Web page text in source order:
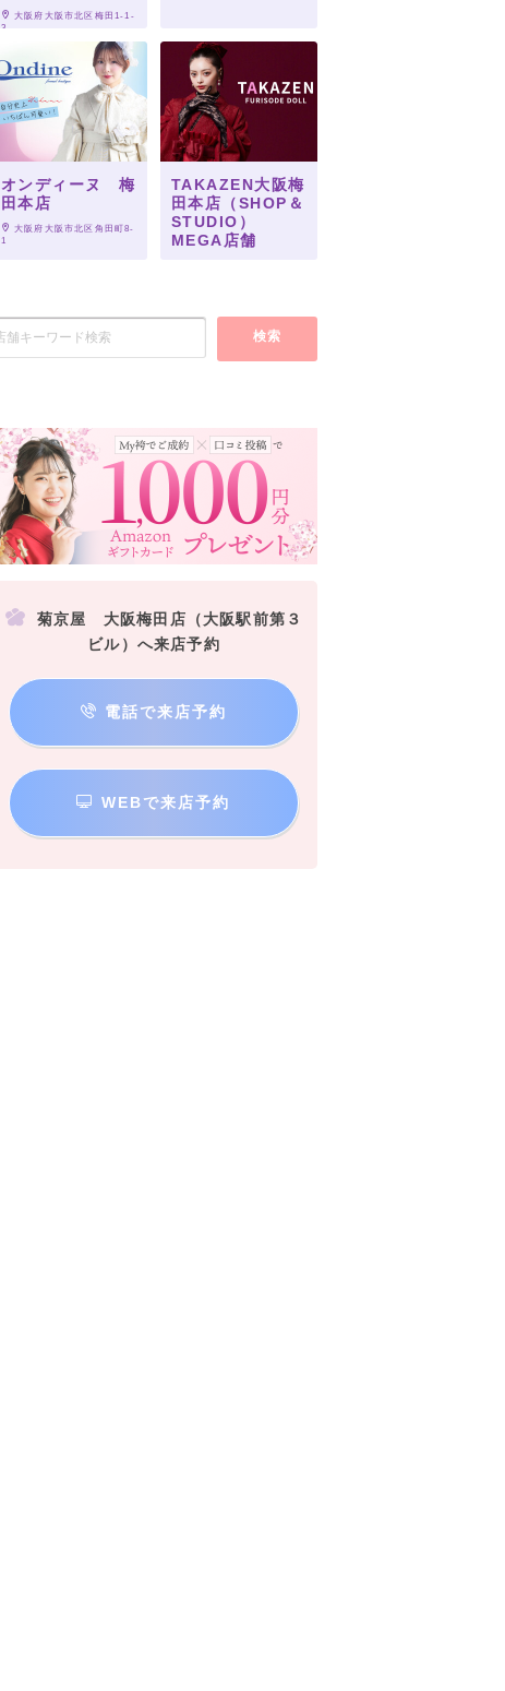
大阪府大阪市北区梅田1-1-
3
オンディーヌ 梅
田本店
大阪府大阪市北区角田町8-
1
TAKAZEN大阪梅
田本店（SHOP＆
STUDIO）
MEGA店舗
検索
菊京屋 大阪梅田店（大阪駅前第３
ビル）へ来店予約
電話で来店予約
WEBで来店予約